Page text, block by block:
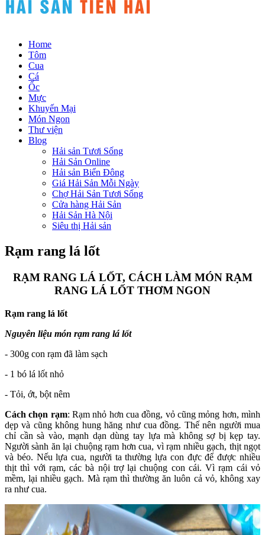
Home
Tôm
Cua
Cá
Ốc
Mực
Khuyến Mại
Món Ngon
Thư viện
Blog
Hải sản Tươi Sống
Hải Sản Online
Hải sản Biển Đông
Giá Hải Sản Mỗi Ngày
Chợ Hải Sản Tươi Sống
Cửa hàng Hải Sản
Hải Sản Hà Nội
Siêu thị Hải sản
Rạm rang lá lốt
RẠM RANG LÁ LỐT, CÁCH LÀM MÓN RẠM
RANG LÁ LỐT THƠM NGON
Rạm rang lá lốt
Nguyên liệu món rạm rang lá lốt
- 300g con rạm đã làm sạch
- 1 bó lá lốt nhỏ
- Tỏi, ớt, bột nêm
Cách chọn rạm: Rạm nhỏ hơn cua đồng, vỏ cũng mỏng hơn, mình
dẹp và cũng không hung hăng như cua đồng. Thế nên người mua
chỉ cần sà vào, mạnh dạn dùng tay lựa mà không sợ bị kẹp tay.
Người sành ăn lại chuộng rạm hơn cua, vì rạm nhiều gạch, thịt ngọt
và béo. Nếu lựa cua, người ta thường lựa con đực để được nhiều
thịt thì với rạm, các bà nội trợ lại chuộng con cái. Vì rạm cái vỏ
mềm, lại nhiều gạch. Mà rạm thì thường ăn luôn cả vỏ, không xay
ra như cua.